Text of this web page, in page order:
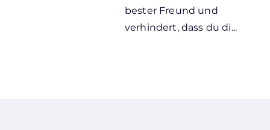
bester Freund und
verhindert, dass du di...